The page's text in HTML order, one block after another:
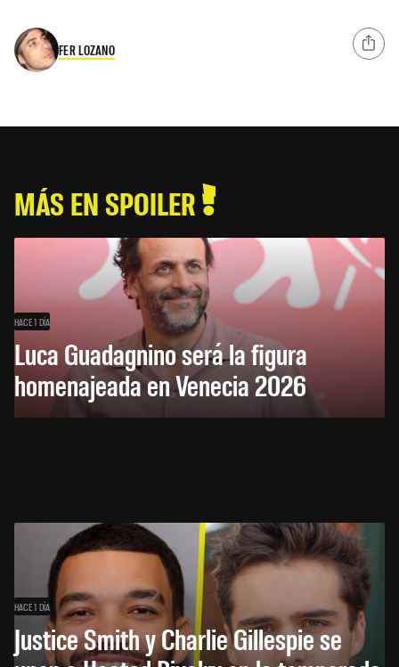
FER LOZANO
MÁS EN SPOILER
HACE 1 DÍA
Luca Guadagnino será la figura
homenajeada en Venecia 2026
HACE 1 DÍA
Justice Smith y Charlie Gillespie se